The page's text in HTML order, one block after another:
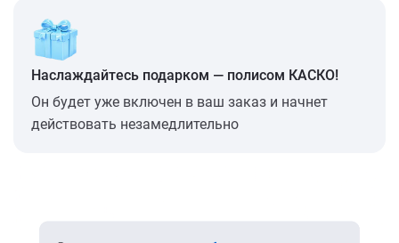
Наслаждайтесь подарком — полисом КАСКО!
Он будет уже включен в ваш заказ и начнет
действовать незамедлительно